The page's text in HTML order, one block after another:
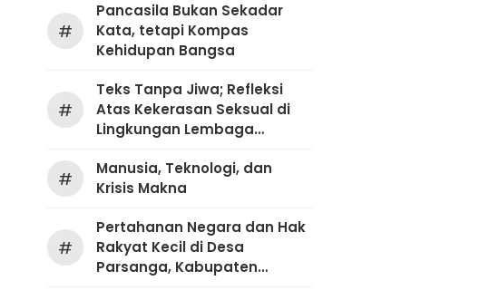
#
Pancasila Bukan Sekadar
Kata, tetapi Kompas
Kehidupan Bangsa
#
Teks Tanpa Jiwa; Refleksi
Atas Kekerasan Seksual di
Lingkungan Lembaga
#
Manusia, Teknologi, dan
Krisis Makna
#
Pertahanan Negara dan Hak
Rakyat Kecil di Desa
Parsanga, Kabupaten